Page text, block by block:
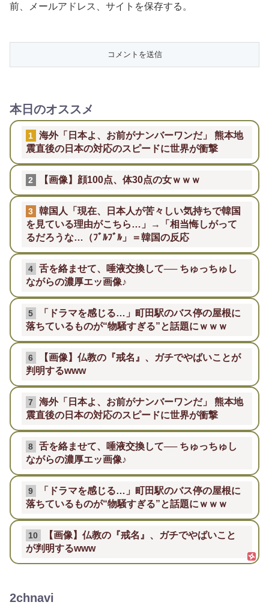
前、メールアドレス、サイトを保存する。
本日のオススメ
1
海外「日本よ、お前がナンバーワンだ」 熊本地
震直後の日本の対応のスピードに世界が衝撃
2 【画像】顔100点、体30点の女ｗｗｗ
3
韓国人「現在、日本人が苦々しい気持ちで韓国
を見ている理由がこちら…」→「相当悔しがって
るだろうな…（ﾌﾞﾙﾌﾞﾙ」＝韓国の反応
4
舌を絡ませて、唾液交換して── ちゅっちゅし
ながらの濃厚エッ画像♪
5
「ドラマを感じる…」町田駅のバス停の屋根に
落ちているものが“物騒すぎる”と話題にｗｗｗ
6
【画像】仏教の『戒名』、ガチでやばいことが
判明するwww
7
海外「日本よ、お前がナンバーワンだ」 熊本地
震直後の日本の対応のスピードに世界が衝撃
8
舌を絡ませて、唾液交換して── ちゅっちゅし
ながらの濃厚エッ画像♪
9
「ドラマを感じる…」町田駅のバス停の屋根に
落ちているものが“物騒すぎる”と話題にｗｗｗ
10
【画像】仏教の『戒名』、ガチでやばいこと
が判明するwww
2chnavi